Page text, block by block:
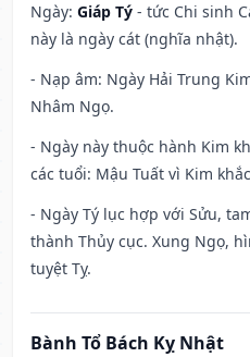
Ngày: Giáp Tý - tức Chi sinh
này là ngày cát (nghĩa nhật).
- Nạp âm: Ngày Hải Trung
Nhâm Ngọ.
- Ngày này thuộc hành Kim
các tuổi: Mậu Tuất vì Kim
- Ngày Tý lục hợp với Sửu,
thành Thủy cục. Xung Ngọ,
tuyệt Tỵ.
Bành Tổ Bách Kỵ Nhật